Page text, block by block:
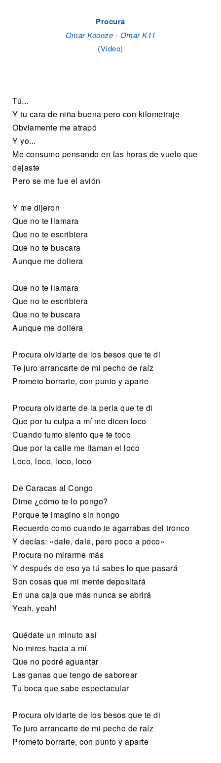
Procura
Omar Koonze - Omar K11
(Vídeo)
Tú...
Y tu cara de niña buena pero con kilometraje
Obviamente me atrapó
Y yo...
Me consumo pensando en las horas de vuelo que
dejaste
Pero se me fue el avión
Y me dijeron
Que no te llamara
Que no te escribiera
Que no te buscara
Aunque me doliera
Que no te llamara
Que no te escribiera
Que no te buscara
Aunque me doliera
Procura olvidarte de los besos que te di
Te juro arrancarte de mi pecho de raíz
Prometo borrarte, con punto y aparte
Procura olvidarte de la perla que te di
Que por tu culpa a mí me dicen loco
Cuando fumo siento que te toco
Que por la calle me llaman el loco
Loco, loco, loco, loco
De Caracas al Congo
Dime ¿cómo te lo pongo?
Porque te imagino sin hongo
Recuerdo como cuando te agarrabas del tronco
Y decías: «dale, dale, pero poco a poco»
Procura no mirarme más
Y después de eso ya tú sabes lo que pasará
Son cosas que mi mente depositará
En una caja que más nunca se abrirá
Yeah, yeah!
Quédate un minuto así
No mires hacia a mí
Que no podré aguantar
Las ganas que tengo de saborear
Tu boca que sabe espectacular
Procura olvidarte de los besos que te di
Te juro arrancarte de mi pecho de raíz
Prometo borrarte, con punto y aparte